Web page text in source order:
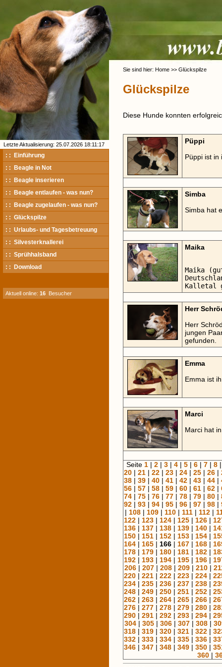
Letzte Aktualisierung: 25.07.2026 18:11:17
: : Einführung
: : Beagle in Not
: : Beagle inserieren
: : Beagle entlaufen - was nun?
: : Beagle zugelaufen - was nun?
: : Glückspilze
: : Urlaubs- und Tagesbetreuung
: : Silvesterknallerei
: : Sprühhalsband
: : Download
Aktuell online: 16 Besucher
Sie sind hier: Home >> Glückspilze
Glückspilze
Diese Hunde konnten
Püppi
Püppi ist in
Simba
Simba hat
Maika
Maika
Kalletal
Herr
Herr
jungen
gefunden.
Emma
Emma ist
Marci
Marci hat
Seite 1| 2| 3| 4| 5| 6| 7| 8
20 | 21 | 22 | 23 | 24 | 25 | 26 |
38 | 39 | 40 | 41 | 42 | 43 | 44 |
56 | 57 | 58 | 59 | 60 | 61 | 62 |
74 | 75 | 76 | 77 | 78 | 79 | 80 |
92 | 93 | 94 | 95 | 96 | 97 | 98 |
| 108| 109| 110| 111| 112|
122 | 123 | 124 | 125 | 126 |
136 | 137 | 138 | 139 | 140 |
150 | 151 | 152 | 153 | 154 |
164 | 165 | 166 | 167 | 168 |
178 | 179 | 180 | 181 | 182 |
192 | 193 | 194 | 195 | 196 |
206| 207| 208| 209| 210|
220 | 221 | 222 | 223 | 224 |
234 | 235 | 236 | 237 | 238 |
248 | 249 | 250 | 251 | 252 |
262 | 263 | 264 | 265 | 266 |
276 | 277 | 278 | 279 | 280 |
290 | 291 | 292 | 293 | 294 |
304| 305| 306| 307| 308|
318 | 319 | 320 | 321 | 322 |
332 | 333 | 334 | 335 | 336 |
346 | 347 | 348 | 349 | 350 |
360 |